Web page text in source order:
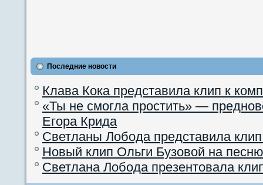
Последние новости
Клава Кока представила клип к
«Ты не смогла простить» —
Егора Крида
Светланы Лобода представила
Новый клип Ольги Бузовой на
Светлана Лобода презентовала